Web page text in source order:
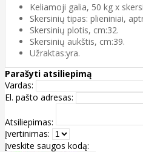
Keliamoji galia, 50 kg x
Skersinių tipas: plieniniai,
Skersinių plotis, cm:32.
Skersinių aukštis, cm:39.
Užraktas:yra.
Parašyti atsiliepimą
Vardas:
El. pašto adresas:
Atsiliepimas:
Įvertinimas:
Įveskite saugos kodą: